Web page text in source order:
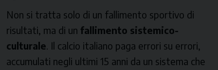
Non si tratta solo di un fallimento sportivo di
risultati, ma di un fallimento sistemico-
culturale . Il calcio italiano paga errori su errori,
accumulati negli ultimi 15 anni da un sistema che